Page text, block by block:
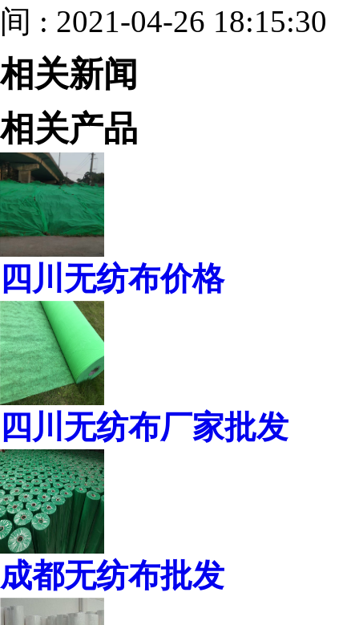
间 : 2021-04-26 18:15:30
相关新闻
相关产品
四川无纺布价格
四川无纺布厂家批发
成都无纺布批发